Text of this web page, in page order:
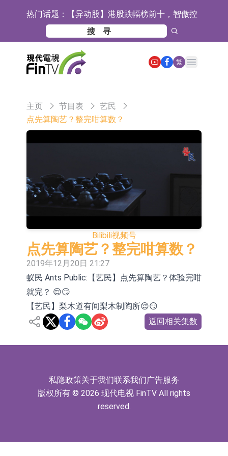
热门话题： 【异动股】港股跌幅榜前十，智傲控
股(08282.HK)跌16.39%，中国智能健
康(00348.HK)跌14.81%
【异动股】港股涨幅榜前十，帝国科
技集团股权(02993.HK)涨+140.00%，
拿森科技(02261.HK)涨+77.54%
深交所：鑫元中证电池主题交易型开
放式指数证券投资基金8月12日上市
通天酒业(00389.HK)停牌
港股通标的证券名单
和光智成完成天使轮数千万融资
2026年8月12日透过重开进行投标
5年期港元特区政府机构债券将于
2026年8月12日透过重开进行投标
1年期港元隔夜平均指数挂钩债券将
于2026年8月12日进行投标
香港证监会就中国糖果前高管的失当
行为取得13年取消资格令
【异动股】港股跌幅榜前十，融信中
国(03301.HK)跌38.98%，德信服务集
团(02215.HK)跌35.71%
【异动股】港股涨幅榜前十，生物系
统工程股权(02902.HK)涨+218.75%，
敏捷控股(00186.HK)涨+82.50%
地纬智能：暂未开展对外的语料商业
化服务
嘉立创：公司主要提供EDA/CAM、
链一站式研发智造服务
重组整合
工信部：到2030年形成3-5家具有较
毕得医药(688073.CN)涨20.01%
中远海科：与中远海运国际(香港)有
限公司正在开展增资对价的支付
新莱应材：受益于半导体国产替代提
产品线新签订单向好
繁
Open main menu
主页 节目表
艺民
点先算陶艺？整完咁算数？
Bilibili视频号
点先算陶艺？整完咁算数？
2019年12月20日 21:27
蚁民 Ants Public:【艺民】点先算陶艺？体验完咁
就完？ 😌😏
【艺民】梨木道有间梨木制陶所😌😏
返回相关集数
私隐政策关于我们联系我们广告服务
版权所有 © 2026 现代电视 FinTV All rights
reserved.